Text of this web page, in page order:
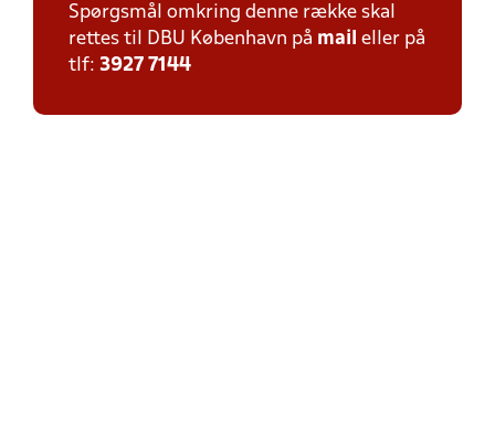
Spørgsmål omkring denne række skal
rettes til DBU København på mail eller på
tlf: 3927 7144